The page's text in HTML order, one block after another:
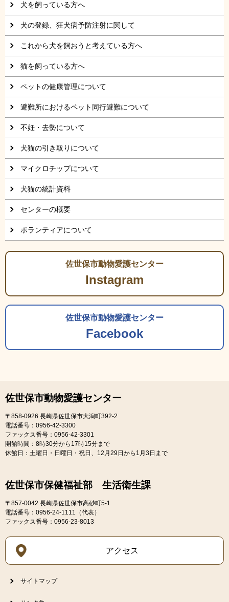
犬を飼っている方へ
犬の登録、狂犬病予防注射に関して
これから犬を飼おうと考えている方へ
猫を飼っている方へ
ペットの健康管理について
避難所におけるペット同行避難について
不妊・去勢について
犬猫の引き取りについて
マイクロチップについて
犬猫の統計資料
センターの概要
ボランティアについて
佐世保市動物愛護センター
Instagram
佐世保市動物愛護センター
Facebook
佐世保市動物愛護センター
〒858-0926 長崎県佐世保市大潟町392-2
電話番号：0956-42-3300
ファックス番号：0956-42-3301
開館時間：8時30分から17時15分まで
休館日：土曜日・日曜日・祝日、12月29日から1月3日まで
佐世保市保健福祉部 生活衛生課
〒857-0042 長崎県佐世保市高砂町5-1
電話番号：0956-24-1111（代表）
ファックス番号：0956-23-8013
アクセス
サイトマップ